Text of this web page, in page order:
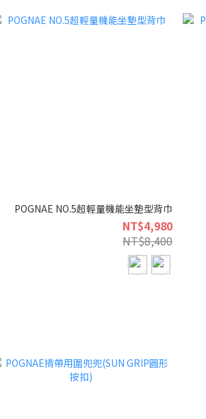
POGNAE NO.5超輕量機能坐墊型背巾
NT$4,980
NT$8,400